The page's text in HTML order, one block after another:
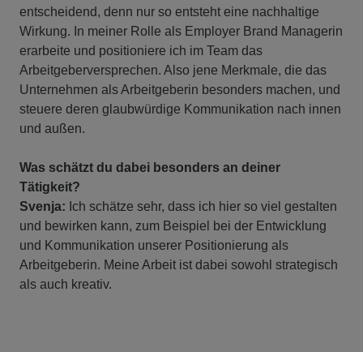
entscheidend, denn nur so entsteht eine nachhaltige
Wirkung. In meiner Rolle als Employer Brand Managerin
erarbeite und positioniere ich im Team das
Arbeitgeberversprechen. Also jene Merkmale, die das
Unternehmen als Arbeitgeberin besonders machen, und
steuere deren glaubwürdige Kommunikation nach innen
und außen.
Was schätzt du dabei besonders an deiner
Tätigkeit?
Svenja: Ich schätze sehr, dass ich hier so viel gestalten
und bewirken kann, zum Beispiel bei der Entwicklung
und Kommunikation unserer Positionierung als
Arbeitgeberin. Meine Arbeit ist dabei sowohl strategisch
als auch kreativ.